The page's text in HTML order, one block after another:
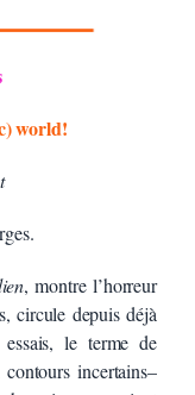
world!
, montre l’horreur
circule depuis déjà
le terme de
incertains–